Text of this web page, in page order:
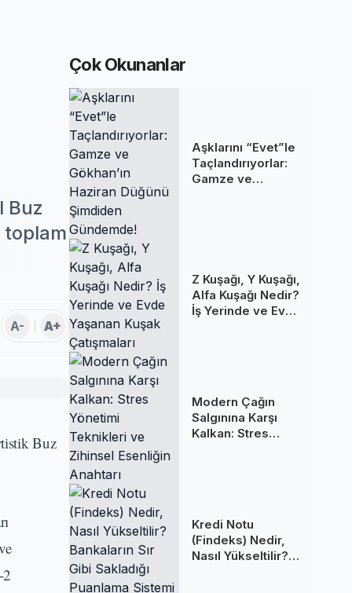
Buz
toplam
A- A+
Buz
Çok Okunanlar
Aşklarını “Evet”le
Taçlandırıyorlar:
Gamze ve
Z Kuşağı, Y Kuşağı,
Alfa Kuşağı Nedir?
İş Yerinde ve Evde
Modern Çağın
Salgınına Karşı
Kalkan: Stres
Kredi Notu
(Findeks) Nedir,
Nasıl Yükseltilir?